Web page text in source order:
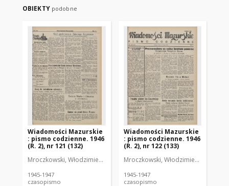
OBIEKTY podobne
Wiadomości Mazurskie
: pismo codzienne. 1946
(R. 2), nr 121 (132)
Mroczkowski, Włodzimierz (1902-1971). Redaktor
1945-1947
czasopismo
Wiadomości Mazurskie
: pismo codzienne. 1946
(R. 2), nr 122 (133)
Mroczkowski, Włodzimierz (1902-
1945-1947
czasopismo